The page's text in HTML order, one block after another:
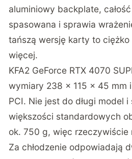
aluminiowy backplate,
spasowana i sprawia
tańszą wersję karty to
więcej.
KFA2 GeForce RTX 4070
wymiary 238 x 115 x 45 mm
PCI. Nie jest do długi model
większości standardowych
ok. 750 g, więc rzeczywiście
Za chłodzenie odpowiadają